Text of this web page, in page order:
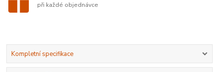
při každé objednávce
Kompletní specifikace